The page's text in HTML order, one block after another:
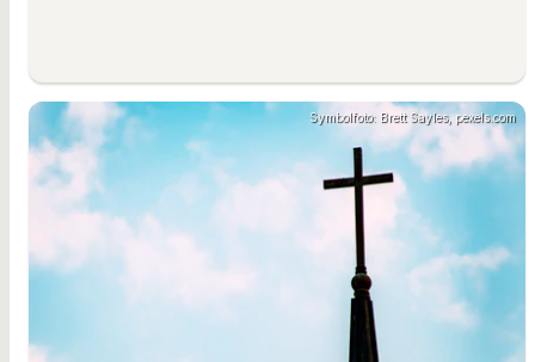
Symbolfoto: Brett Sayles, pexels.com